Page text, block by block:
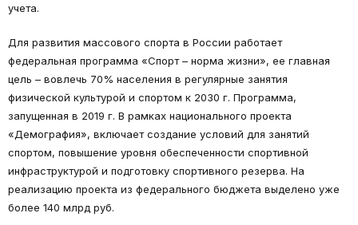
учета.
Для развития массового спорта в России работает
федеральная программа «Спорт – норма жизни», ее главная
цель – вовлечь 70% населения в регулярные занятия
физической культурой и спортом к 2030 г. Программа,
запущенная в 2019 г. В рамках национального проекта
«Демография», включает создание условий для занятий
спортом, повышение уровня обеспеченности спортивной
инфраструктурой и подготовку спортивного резерва. На
реализацию проекта из федерального бюджета выделено уже
более 140 млрд руб.